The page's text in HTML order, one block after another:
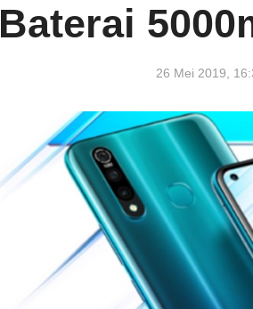
Baterai
26 Mei 2019,